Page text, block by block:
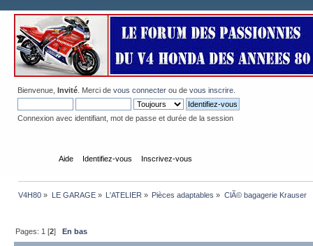
Bienvenue, Invité . Merci de vous connecter ou de vous inscrire
Connexion avec identifiant, mot de passe et durée de la session
Aide Identifiez-vous Inscrivez-vous
V4H80 » LE GARAGE» L'ATELIER » Pièces adaptables » ClÃ© bagagerie Krauser
Pages: 1 [2]En bas